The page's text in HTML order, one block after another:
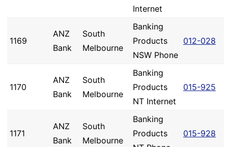
Internet
1169
ANZ
Bank
South
Melbourne
Banking
Products
NSW Phone
012-028
1170
ANZ
Bank
South
Melbourne
Banking
Products
NT Internet
015-925
1171
ANZ
Bank
South
Melbourne
Banking
Products
015-928